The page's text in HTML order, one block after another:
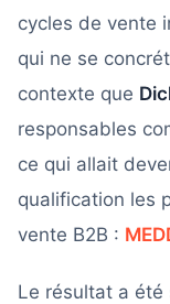
cycles de vente
qui ne se
contexte que
responsables
ce qui allait
qualification les
vente B2B :
Le résultat a été